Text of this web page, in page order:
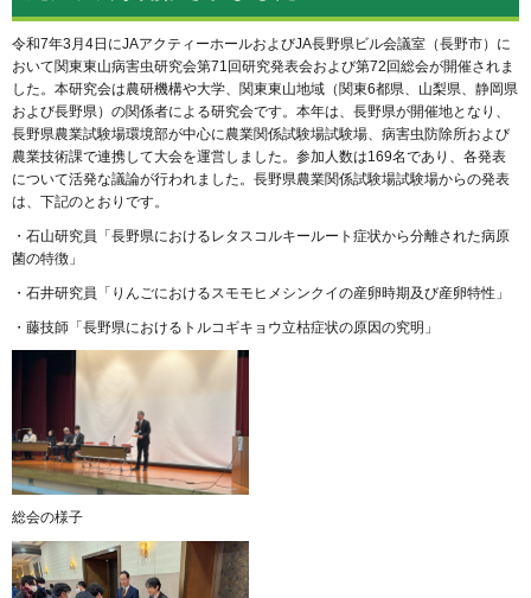
令和7年3月4日にJAアクティーホールおよびJA長野県ビル会議室（長野市）に
おいて関東東山病害虫研究会第71回研究発表会および第72回総会が開催されま
した。本研究会は農研機構や大学、関東東山地域（関東6都県、山梨県、静岡県
および長野県）の関係者による研究会です。本年は、長野県が開催地となり、
長野県農業試験場環境部が中心に農業関係試験場試験場、病害虫防除所および
農業技術課で連携して大会を運営しました。参加人数は169名であり、各発表
について活発な議論が行われました。長野県農業関係試験場試験場からの発表
は、下記のとおりです。
・石山研究員「長野県におけるレタスコルキールート症状から分離された病原
菌の特徴」
・石井研究員「りんごにおけるスモモヒメシンクイの産卵時期及び産卵特性」
・藤技師「長野県におけるトルコギキョウ立枯症状の原因の究明」
総会の様子